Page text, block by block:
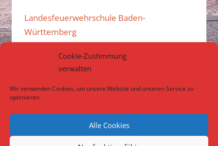
Cookie-Zustimmung
verwalten
Wir verwenden Cookies, um unsere Website und unseren Service zu
optimieren.
Alle Cookies
Landesfeuerwehrschule Baden-
Württemberg
Kreisfeuerwehrverband Göppingen e.V.
Atemschutzübungsanlage des Landkreises
Göppingen